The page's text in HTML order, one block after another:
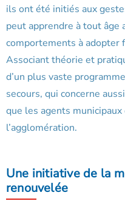
ils ont été initiés aux
peut apprendre à tout âge
comportements à adopter
Associant théorie et
d’un plus vaste
secours, qui concerne
que les agents
l’agglomération.
Une initiative de la
renouvelée